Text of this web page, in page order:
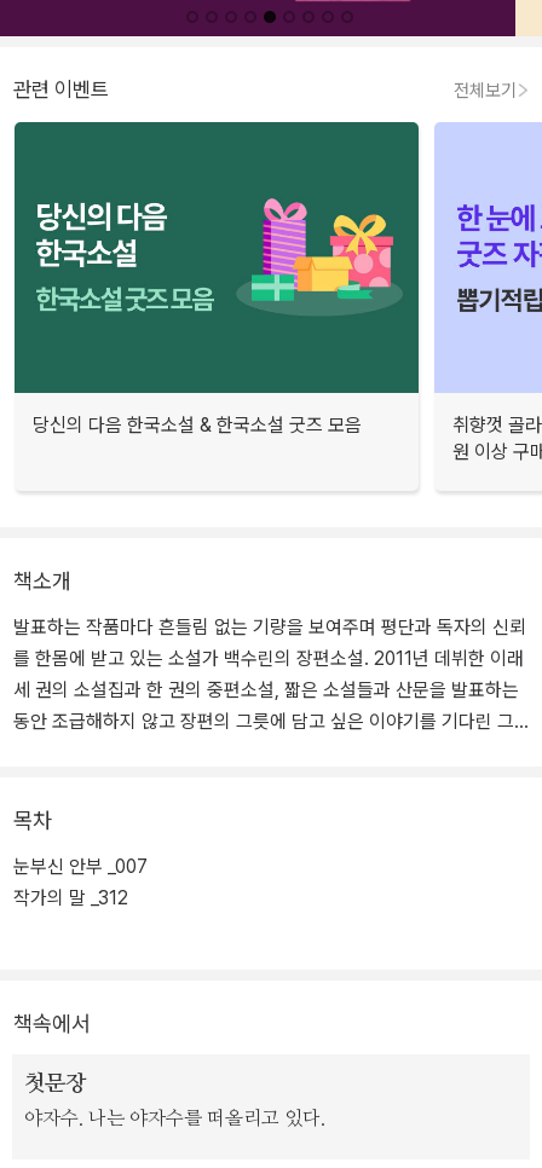
관련 이벤트 전체보기
당신의 다음 한국소설 & 한국소설 굿즈 모음
취향껏 골
원 이상 구
책소개
발표하는 작품마다 흔들림 없는 기량을 보여주며 평단과 독자의 신뢰
를 한몸에 받고 있는 소설가 백수린의 장편소설. 2011년 데뷔한 이래
세 권의 소설집과 한 권의 중편소설, 짧은 소설들과 산문을 발표하는
동안 조급해하지 않고 장편의 그릇에 담고 싶은 이야기를 기다린 그
‘이토록 아름다운’이라는 제목으로 절찬리에 연재되었다. 작가는 특유
의 성실하고 꼼꼼한 소설쓰기로 연재와 개고에 임한 끝에 지극히 완
사건을 회피하려 했던 어린 시절의 기억으로 인해 스스로를 용서하지
못하던 한 인물이 어른이 된 후 한층 품 넓은 시야로 서툴렀던 자신을
받아들이는 과정을 좇는다.
목차
눈부신 안부 _007
작가의 말 _312
책속에서
첫문장
야자수. 나는 야자수를 떠올리고 있다.